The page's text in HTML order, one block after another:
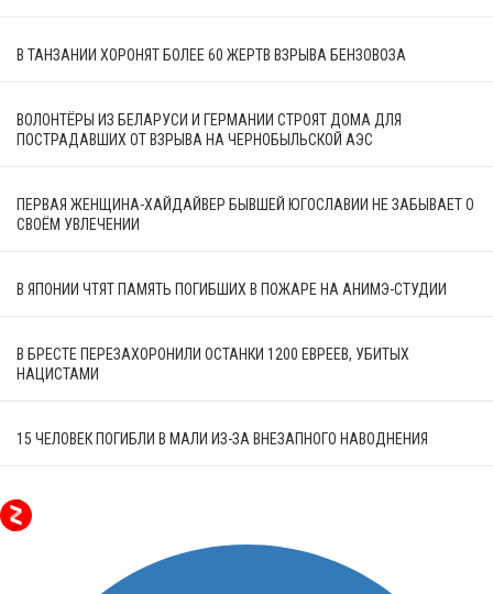
В ТАНЗАНИИ ХОРОНЯТ БОЛЕЕ 60 ЖЕРТВ ВЗРЫВА БЕНЗОВОЗА
ВОЛОНТЁРЫ ИЗ БЕЛАРУСИ И ГЕРМАНИИ СТРОЯТ ДОМА ДЛЯ
ПОСТРАДАВШИХ ОТ ВЗРЫВА НА ЧЕРНОБЫЛЬСКОЙ АЭС
ПЕРВАЯ ЖЕНЩИНА-ХАЙДАЙВЕР БЫВШЕЙ ЮГОСЛАВИИ НЕ ЗАБЫВАЕТ О
СВОЁМ УВЛЕЧЕНИИ
В ЯПОНИИ ЧТЯТ ПАМЯТЬ ПОГИБШИХ В ПОЖАРЕ НА АНИМЭ-СТУДИИ
В БРЕСТЕ ПЕРЕЗАХОРОНИЛИ ОСТАНКИ 1200 ЕВРЕЕВ, УБИТЫХ
НАЦИСТАМИ
15 ЧЕЛОВЕК ПОГИБЛИ В МАЛИ ИЗ-ЗА ВНЕЗАПНОГО НАВОДНЕНИЯ